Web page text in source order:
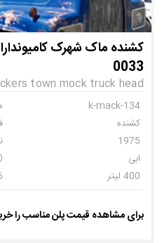
0033
town mock truck head
k-mack-134
کشنده
1975
ابی
400 لیتر
6
برای مشاهده قیمت پلن مناسب را